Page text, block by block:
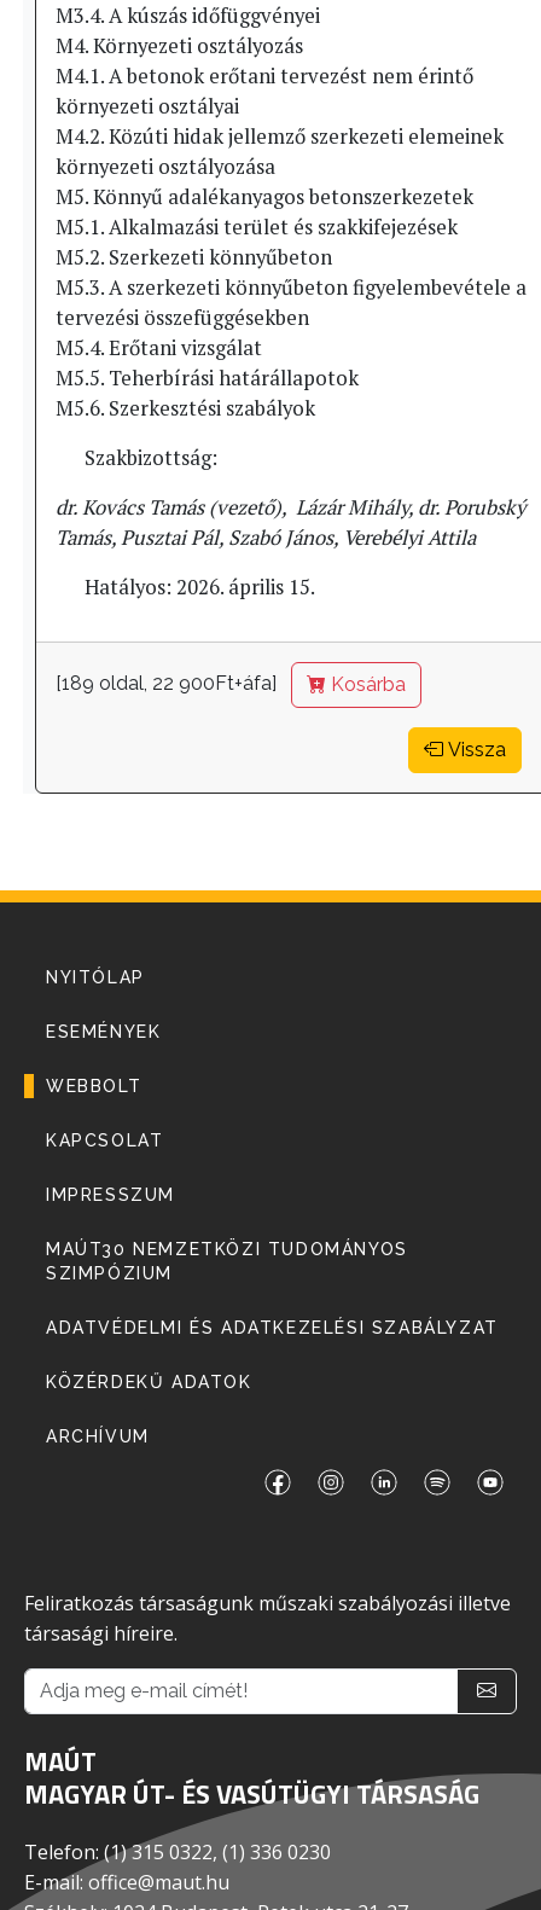
M3.4. A kúszás időfüggvényei
M4. Környezeti osztályozás
M4.1. A betonok erőtani tervezést nem érintő
környezeti osztályai
M4.2. Közúti hidak jellemző szerkezeti elemeinek
környezeti osztályozása
M5. Könnyű adalékanyagos betonszerkezetek
M5.1. Alkalmazási terület és szakkifejezések
M5.2. Szerkezeti könnyűbeton
M5.3. A szerkezeti könnyűbeton figyelembevétele a
tervezési összefüggésekben
M5.4. Erőtani vizsgálat
M5.5. Teherbírási határállapotok
M5.6. Szerkesztési szabályok
Szakbizottság:
dr. Kovács Tamás (vezető), Lázár Mihály, dr. Porubský
Tamás, Pusztai Pál, Szabó János, Verebélyi Attila
Hatályos: 2026. április 15.
[189 oldal, 22 900Ft+áfa] Kosárba
Vissza
NYITÓLAP
ESEMÉNYEK
WEBBOLT
KAPCSOLAT
IMPRESSZUM
MAÚT30 NEMZETKÖZI TUDOMÁNYOS
SZIMPÓZIUM
ADATVÉDELMI ÉS ADATKEZELÉSI SZABÁLYZAT
KÖZÉRDEKŰ ADATOK
ARCHÍVUM
Feliratkozás társaságunk műszaki szabályozási illetve
társasági híreire.
MAÚT
MAGYAR ÚT- ÉS VASÚTÜGYI TÁRSASÁG
Telefon: (1) 315 0322, (1) 336 0230
E-mail: office@maut.hu